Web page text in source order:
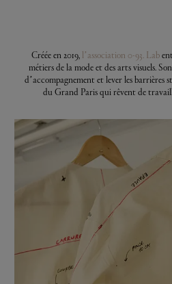
Créée en 2019, l’association 0-93. Lab
métiers de la mode et des arts visuels.
d’accompagnement et lever les barrières
du Grand Paris qui rêvent de